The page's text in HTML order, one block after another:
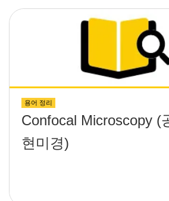
용어 정리
Confocal Microscopy (
현미경)